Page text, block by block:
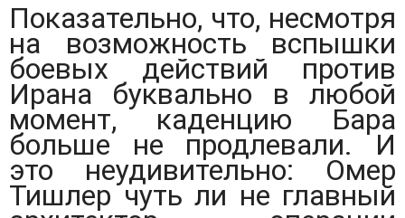
Показательно, что, несмотря
на возможность вспышки
боевых действий против
Ирана буквально в любой
момент, каденцию Бара
больше не продлевали. И
это неудивительно: Омер
Тишлер чуть ли не главный